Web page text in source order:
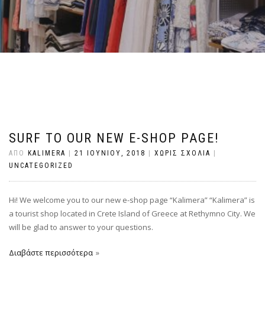
SURF TO OUR NEW E-SHOP PAGE!
ΑΠΌ KALIMERA 21 ΙΟΥΝΊΟΥ, 2018 ΧΩΡΊΣ ΣΧΌΛΙΑ
UNCATEGORIZED
Hi! We welcome you to our new e-shop page “Kalimera” “Kalimera” is
a tourist shop located in Crete Island of Greece at Rethymno City. We
will be glad to answer to your questions.
Διαβάστε περισσότερα